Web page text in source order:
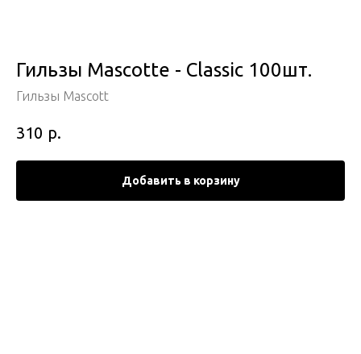
Гильзы Mascotte - Classic 100шт.
Гильзы Mascott
310 р.
Добавить в корзину